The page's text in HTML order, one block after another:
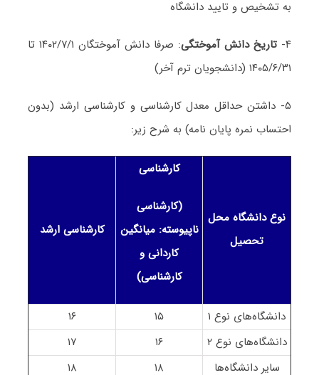
به تشخیص و تایید دانشگاه
۴- تاریخ دانش آموختگی
: صرفا دانش آموختگان ۱۴۰۲/۷/۱ تا
۱۴۰۵/۶/۳۱ (دانشجویان ترم آخر)
۵- داشتن حداقل معدل کارشناسی و کارشناسی ارشد (بدون
احتساب نمره پایان نامه) به شرح زیر:
نوع دانشگاه محل
تحصیل
کارشناسی
(کارشناسی
ناپیوسته: میانگین
کاردانی و
کارشناسی)
کارشناسی ارشد
دانشگاه‌های نوع ۱ ۱۵
۱۶
دانشگاه‌های نوع ۲
۱۶
۱۷
سایر دانشگاه‌ها
۱۸
۱۸